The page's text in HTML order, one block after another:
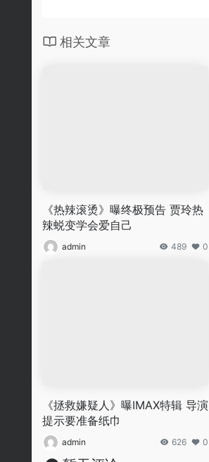
相关文章
《热辣滚烫》曝终极预告 贾玲热
辣蜕变学会爱自己
admin 489 0
《拯救嫌疑人》曝IMAX特辑 导演
提示要准备纸巾
admin 626 0